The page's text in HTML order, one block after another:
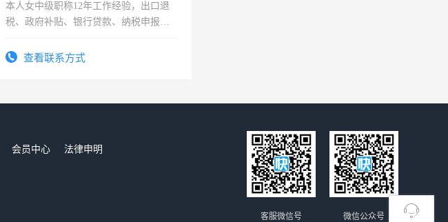
本人女中级职称12年工作经验，出口退
税、政府补贴、银行贷款、纳税申报、
务，财务咨询等业务。欲求兼职会计工
查看联系方式
会员中心
法律申明
微信公众号
客服微信号